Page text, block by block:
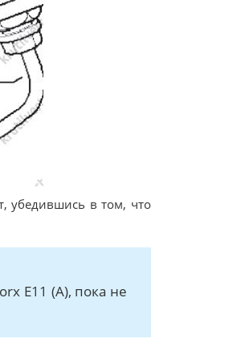
убедившись в том, что
Е11 (А), пока не